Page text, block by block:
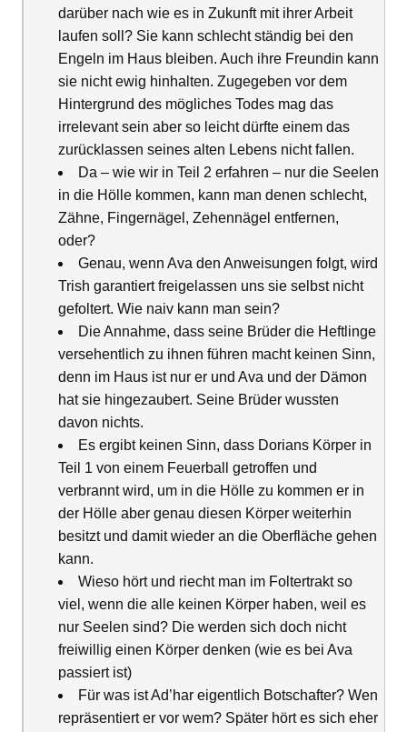
darüber nach wie es in Zukunft mit ihrer Arbeit
laufen soll? Sie kann schlecht ständig bei den
Engeln im Haus bleiben. Auch ihre Freundin kann
sie nicht ewig hinhalten. Zugegeben vor dem
Hintergrund des mögliches Todes mag das
irrelevant sein aber so leicht dürfte einem das
zurücklassen seines alten Lebens nicht fallen.
Da – wie wir in Teil 2 erfahren – nur die Seelen
in die Hölle kommen, kann man denen schlecht,
Zähne, Fingernägel, Zehennägel entfernen,
oder?
Genau, wenn Ava den Anweisungen folgt, wird
Trish garantiert freigelassen uns sie selbst nicht
gefoltert. Wie naiv kann man sein?
Die Annahme, dass seine Brüder die Heftlinge
versehentlich zu ihnen führen macht keinen Sinn,
denn im Haus ist nur er und Ava und der Dämon
hat sie hingezaubert. Seine Brüder wussten
davon nichts.
Es ergibt keinen Sinn, dass Dorians Körper in
Teil 1 von einem Feuerball getroffen und
verbrannt wird, um in die Hölle zu kommen er in
der Hölle aber genau diesen Körper weiterhin
besitzt und damit wieder an die Oberfläche gehen
kann.
Wieso hört und riecht man im Foltertrakt so
viel, wenn die alle keinen Körper haben, weil es
nur Seelen sind? Die werden sich doch nicht
freiwillig einen Körper denken (wie es bei Ava
passiert ist)
Für was ist Ad’har eigentlich Botschafter? Wen
repräsentiert er vor wem? Später hört es sich eher